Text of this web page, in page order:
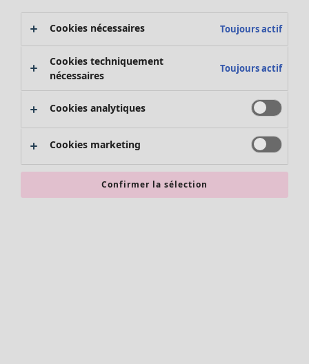
Promos SOLDES
Les promos de Gudrun Sjödén
Nouvel arrivage
Bonnes affaires en soldes - jusqu'à -70
Cookies nécessaires Toujours actif
Cookies techniquement
nécessaires
Toujours actif
Cookies analytiques
Cookies marketing
Confirmer la sélection